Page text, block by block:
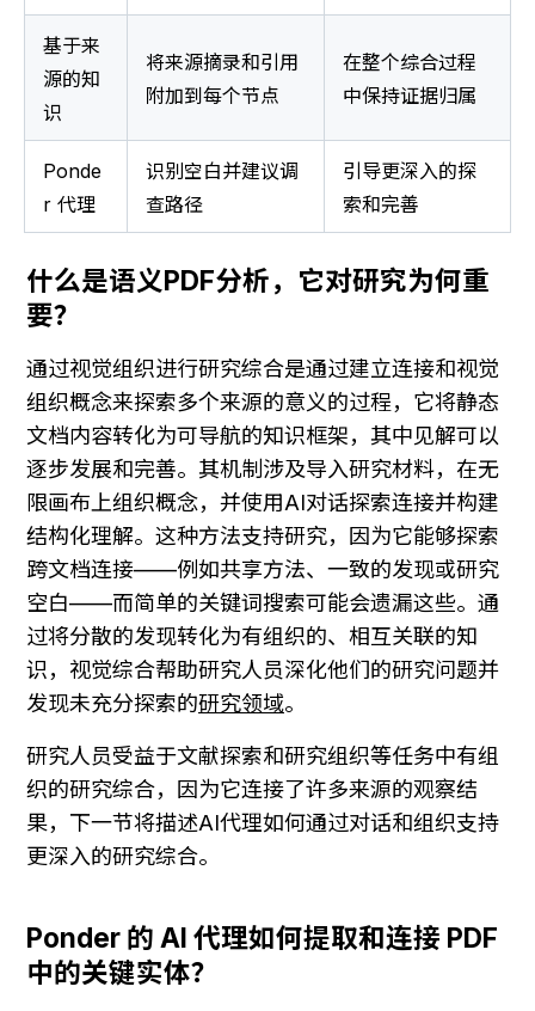
基于来
源的知
识
将来源摘录和引用
附加到每个节点
在整个综合过程
中保持证据归属
Ponde
r 代理
识别空白并建议调
查路径
引导更深入的探
索和完善
什么是语义PDF分析，它对研究为何重
要？
通过视觉组织进行研究综合是通过建立连接和视觉
组织概念来探索多个来源的意义的过程，它将静态
文档内容转化为可导航的知识框架，其中见解可以
逐步发展和完善。其机制涉及导入研究材料，在无
限画布上组织概念，并使用AI对话探索连接并构建
结构化理解。这种方法支持研究，因为它能够探索
跨文档连接——例如共享方法、一致的发现或研究
空白——而简单的关键词搜索可能会遗漏这些。通
过将分散的发现转化为有组织的、相互关联的知
识，视觉综合帮助研究人员深化他们的研究问题并
发现未充分探索的研究领域。
研究人员受益于文献探索和研究组织等任务中有组
织的研究综合，因为它连接了许多来源的观察结
果，下一节将描述AI代理如何通过对话和组织支持
更深入的研究综合。
Ponder 的 AI 代理如何提取和连接 PDF
中的关键实体？